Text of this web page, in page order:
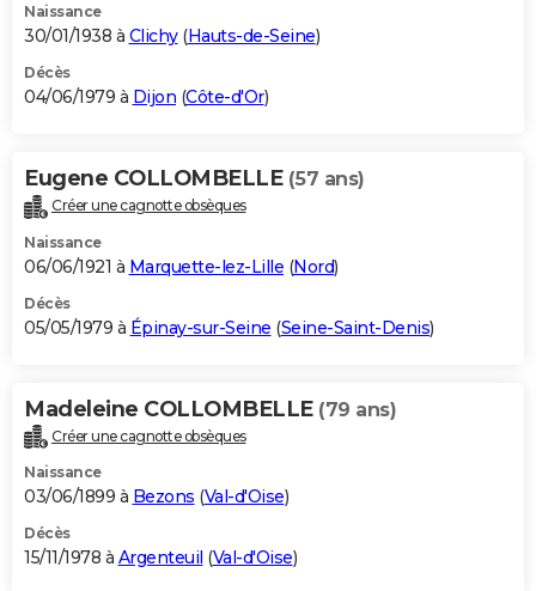
Naissance
30/01/1938 à Clichy(Hauts-de-Seine)
Décès
04/06/1979 à Dijon (Côte-d'Or)
Eugene COLLOMBELLE (57 ans)
Créer une cagnotte obsèques
Naissance
06/06/1921 à Marquette-lez-Lille (Nord)
Décès
05/05/1979 à Épinay-sur-Seine (Seine-Saint-Denis)
Madeleine COLLOMBELLE (79 ans)
Créer une cagnotte obsèques
Naissance
03/06/1899 à Bezons (Val-d'Oise)
Décès
15/11/1978 à Argenteuil (Val-d'Oise)